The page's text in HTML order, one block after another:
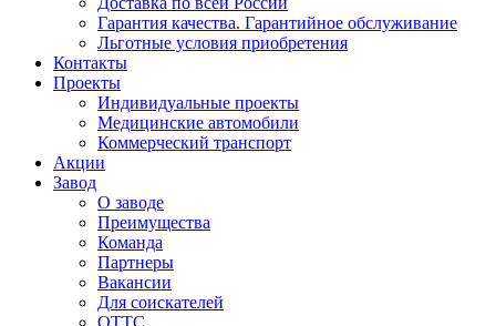
Гарантия качества. Гарантийное обслуживание
Льготные условия приобретения
Контакты
Проекты
Индивидуальные проекты
Медицинские автомобили
Коммерческий транспорт
Акции
Завод
О заводе
Преимущества
Команда
Партнеры
Вакансии
Для соискателей
ОТТС